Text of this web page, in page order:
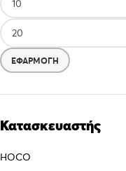
ΕΦΑΡΜΟΓΉ
Κατασκευαστής
HOCO